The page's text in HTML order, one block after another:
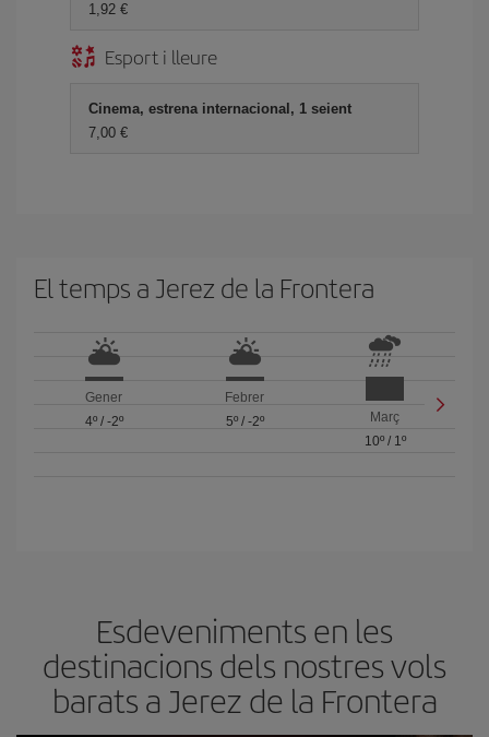
1,92
Esport i lleure
Cinema, estrena internacional, 1 seient
7,00
El temps a Jerez de la Frontera
Gener
4º/ -2º
Febrer
5º/ -2º
Març
10º/ 1º
Esdeveniments en les
destinacions dels nostres vols
barats a Jerez de la Frontera